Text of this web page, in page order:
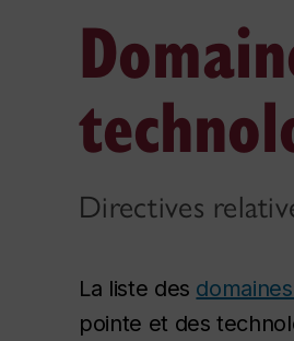
Directives
La liste des
pointe et des